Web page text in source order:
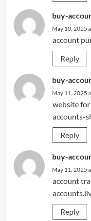
buy-
May 10, 2025
account
Reply
buy-
May 11, 2025
website
accounts-
Reply
buy-
May 11, 2025
account
Reply